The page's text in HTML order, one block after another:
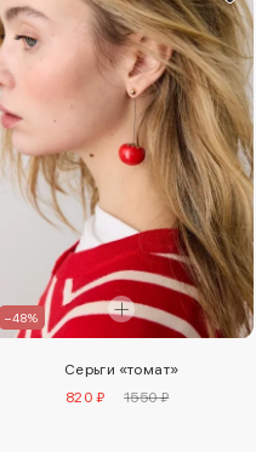
–48%
Серьги «томат»
820 ₽
1550 ₽